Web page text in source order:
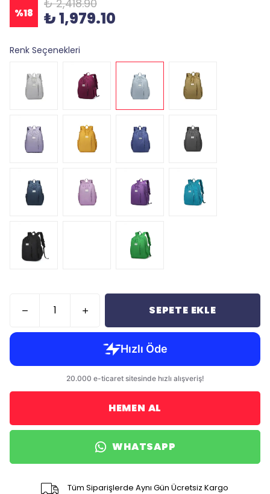
%18
₺ 2,418.90
₺ 1,979.10
Renk Seçenekleri
SEPETE EKLE
HEMEN AL
WHATSAPP
Tüm Siparişlerde Aynı Gün Ücretsiz Kargo